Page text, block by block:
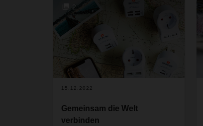
2
15.12.2022
Gemeinsam die Welt
verbinden